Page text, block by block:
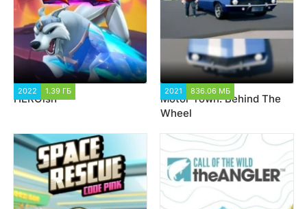
2022 1.39 ГБ
HEROish
2021 836.06 МБ
Motor Town: Behind The
Wheel